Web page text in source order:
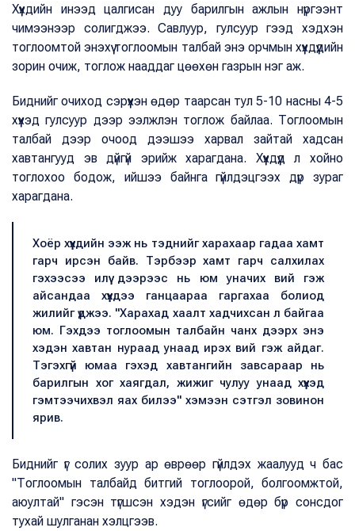
биш барилгын ажлын "тас няс" хийсэн чимээ ойр ойрхон
сонстох бөгөөд хүүхдүүд айдастай харцаа бүлтэгнүүлэн гулсуур
дээр тоглож байлаа. Чөлөөт цагаа айдасгүй өнгөрүүлэх
ёстой энэ алга дарам газартаа эцэг эхийнхээ "боль,
аж.
Хүүхдийн инээд цалгисан дуу барилгын ажлын нүргээнт
чимээнээр солигджээ. Савлуур, гулсуур гээд хэдхэн
тоглоомтой энэхүү тоглоомын талбай энэ орчмын хүүхдүүдийн
зорин очиж, тоглож нааддаг цөөхөн газрын нэг аж.
Биднийг очиход сэрүүхэн өдөр таарсан тул 5-10 насны 4-5
хүүхэд гулсуур дээр ээлжлэн тоглож байлаа. Тоглоомын
талбай дээр очоод дээшээ харвал зайтай хадсан
хавтангууд эв дүйгүй эрийж харагдана. Хүүхдүүд л хойно
тоглохоо бодож, ийшээ байнга гүйлдэцгээх дүр зураг
харагдана.
Хоёр хүүхдийн ээж нь тэднийг харахаар гадаа хамт
гарч ирсэн байв. Тэрбээр хамт гарч салхилах
гэхээсээ илүү дээрээс нь юм уначих вий гэж
айсандаа хүүхдээ ганцаараа гаргахаа болиод
жилийг үджээ. "Харахад хаалт хадчихсан л байгаа
юм. Гэхдээ тоглоомын талбайн чанх дээрх энэ
хэдэн хавтан нураад унаад ирэх вий гэж айдаг.
Тэгэхгүй юмаа гэхэд хавтангийн завсараар нь
барилгын хог хаягдал, жижиг чулуу унаад хүүхэд
гэмтээчихвэл яах билээ" хэмээн сэтгэл зовинон
ярив.
Биднийг үг солих зуур ар өврөөр гүйлдэх жаалууд ч бас
"Тоглоомын талбайд битгий тоглоорой, болгоомжтой,
аюултай" гэсэн түгшсэн хэдэн үгсийг өдөр бүр сонсдог
тухай шулганан хэлцгээв.